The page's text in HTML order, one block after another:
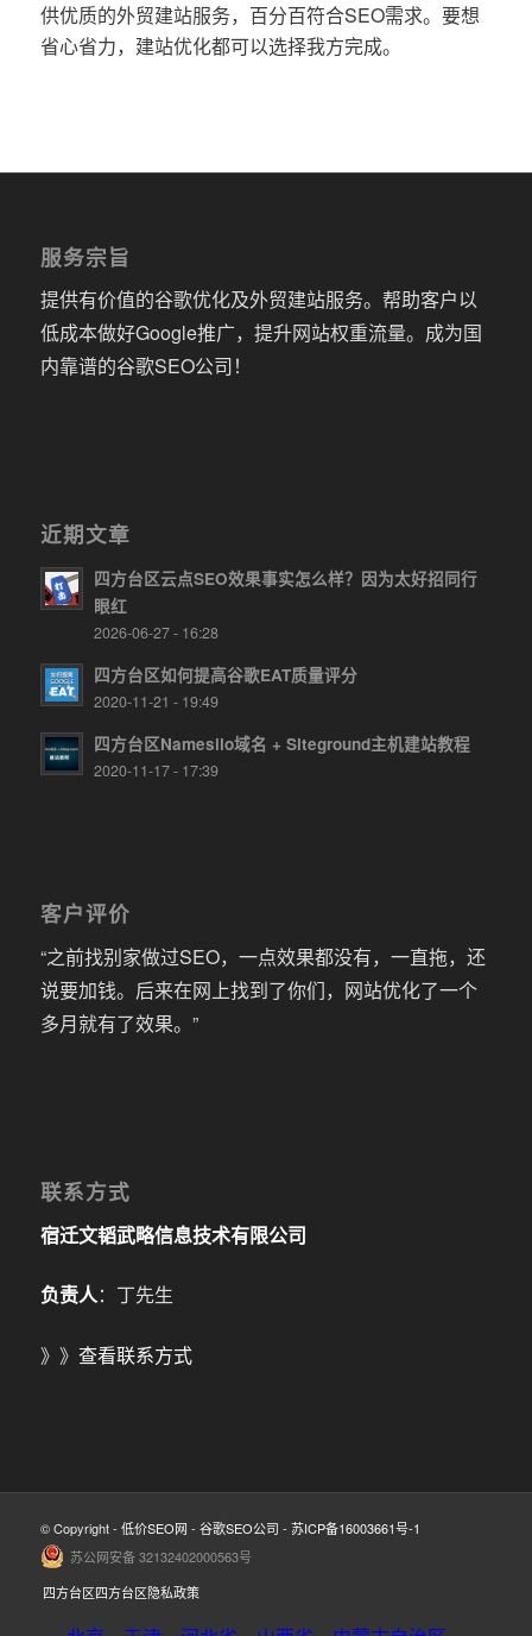
供优质的外贸建站服务，百分百符合SEO需求。要想
省心省力，建站优化都可以选择我方完成。
服务宗旨
提供有价值的谷歌优化及外贸建站服务。帮助客户以
低成本做好Google推广，提升网站权重流量。成为国
内靠谱的谷歌SEO公司！
近期文章
四方台区云点SEO效果事实怎么样？因为太好招同行
眼红
2026-06-27 - 16:28
四方台区如何提高谷歌EAT质量评分
2020-11-21 - 19:49
四方台区Namesilo域名 + Siteground主机建站教程
2020-11-17 - 17:39
客户评价
“之前找别家做过SEO，一点效果都没有，一直拖，还
说要加钱。后来在网上找到了你们，网站优化了一个
多月就有了效果。”
联系方式
宿迁文韬武略信息技术有限公司
负责人：丁先生
》》 查看联系方式
© Copyright - 低价SEO网 - 谷歌SEO公司 - 苏ICP备16003661号-1
苏公网安备 32132402000563号
四方台区四方台区隐私政策